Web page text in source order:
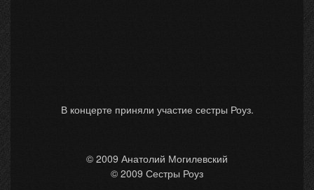
В концерте приняли участие сестры Роуз.
© 2009 Анатолий Могилевский
© 2009 Сестры Роуз